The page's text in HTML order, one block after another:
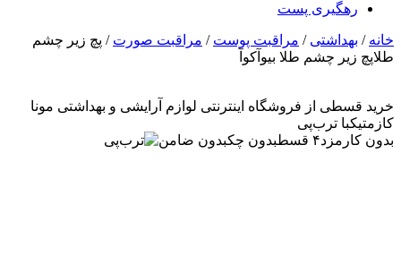
رهگیری پست
خانه / بهداشتی / مراقبت پوست / مراقبت صورت / پچ زیر چشم
طلاپچ زیر چشم طلا بیوآکوآ
خرید قسطی از فروشگاه اینترنتی لوازم آرایشی و بهداشتی مونا
کازمتیکبا ترب‌پی
بدون کارمزد۴ قسط بدون چکبدون ضامن